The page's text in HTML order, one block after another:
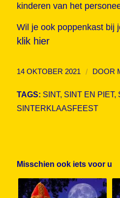
kinderen van het
Wil je ook poppenkast bij
klik hier
14 OKTOBER 2021 / DOOR
TAGS: SINT, SINT EN PIET,
SINTERKLAASFEEST
Misschien ook iets voor u